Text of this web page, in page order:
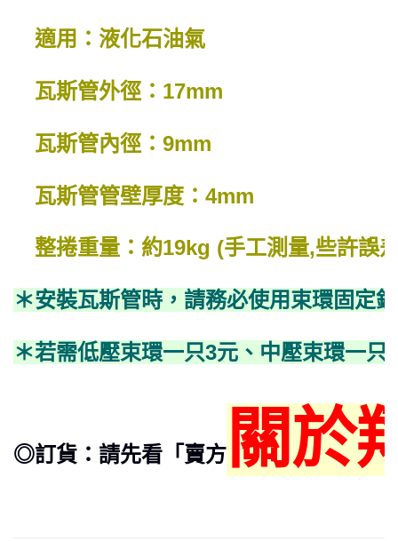
適用：液化石油氣
瓦斯管外徑：17mm
瓦斯管內徑：9mm
瓦斯管管壁厚度：4mm
整捲重量：約19kg (手工測量,些許誤
＊安裝瓦斯管時，請務必使用束環固定
＊若需低壓束環一只3元、中壓束環一只
◎訂貨：請先看「賣方 關於